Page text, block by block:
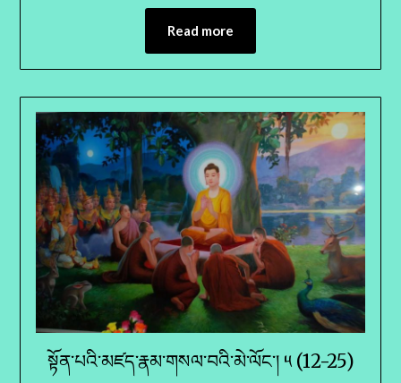
Read more
སྟོན་པའི་མཛད་རྣམ་གསལ་བའི་མེ་ལོང་། ༥ (12-25)